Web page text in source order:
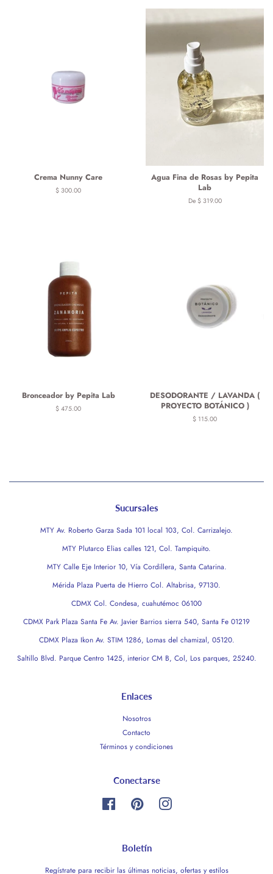
Crema Nunny Care
Precio
$ 300.00
Agua Fina de Rosas by Pepita
Lab
De $ 319.00
Bronceador by Pepita Lab
Precio
$ 475.00
DESODORANTE / LAVANDA (
PROYECTO BOTÁNICO )
Precio
$ 115.00
Sucursales
MTY Av. Roberto Garza Sada 101 local 103, Col. Carrizalejo.
MTY Plutarco Elias calles 121, Col. Tampiquito.
MTY Calle Eje Interior 10, Vía Cordillera, Santa Catarina.
Mérida Plaza Puerta de Hierro Col. Altabrisa, 97130.
CDMX Col. Condesa, cuahutémoc 06100
CDMX Park Plaza Santa Fe Av. Javier Barrios sierra 540, Santa Fe 01219
CDMX Plaza Ikon Av. STIM 1286, Lomas del chamizal, 05120.
Saltillo Blvd. Parque Centro 1425, interior CM B, Col, Los parques, 25240.
Enlaces
Nosotros
Contacto
Términos y condiciones
Conectarse
FacebookPinterestInstagram
Boletín
Regístrate para recibir las últimas noticias, ofertas y estilos